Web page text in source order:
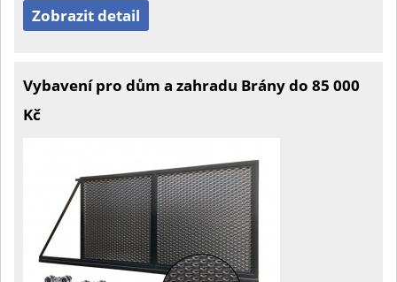
Zobrazit detail
Vybavení pro dům a zahradu Brány do 85 000
Kč